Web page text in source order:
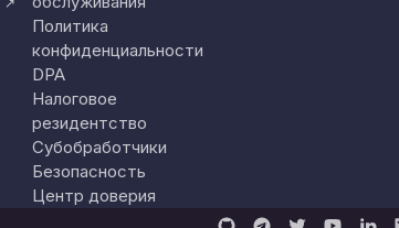
Политика
конфиденциальности
DPA
Налоговое
резидентство
Субобработчики
Безопасность
Центр доверия